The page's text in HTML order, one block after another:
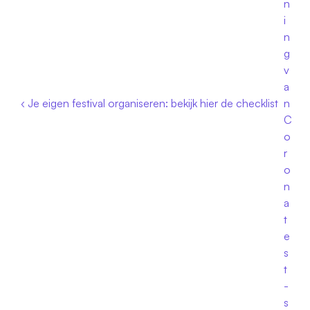
‹ Je eigen festival organiseren: bekijk hier de checklist
n
i
n
g
v
a
n
C
o
r
o
n
a
t
e
s
t
-
s